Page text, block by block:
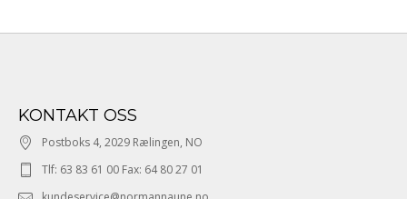
KONTAKT OSS
Postboks 4, 2029 Rælingen, NO
Tlf: 63 83 61 00 Fax: 64 80 27 01